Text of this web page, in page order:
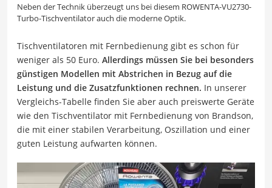
Neben der Technik überzeugt uns bei diesem ROWENTA-VU2730-
Turbo-Tischventilator auch die moderne Optik.
Tischventilatoren mit Fernbedienung gibt es schon für
weniger als 50 Euro. Allerdings müssen Sie bei besonders
günstigen Modellen mit Abstrichen in Bezug auf die
Leistung und die Zusatzfunktionen rechnen. In unserer
Vergleichs-Tabelle finden Sie aber auch preiswerte Geräte
wie den Tischventilator mit Fernbedienung von Brandson,
die mit einer stabilen Verarbeitung, Oszillation und einer
guten Leistung aufwarten können.